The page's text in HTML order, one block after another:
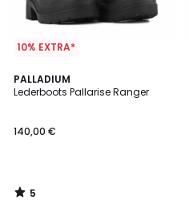
10% EXTRA*
PALLADIUM
Lederboots Pallarise Ranger
140,00 €
5
/
5
/